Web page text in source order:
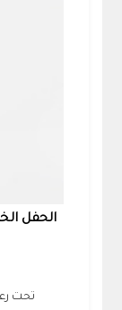
الحفل
تحت